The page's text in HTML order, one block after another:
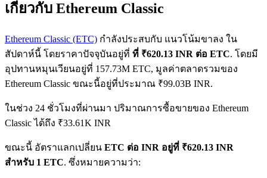
ฟิวเจอร์ส COIN-M
ฟิวเจอร์สสกุลเงินดิจิทัล
TradFi
อนุพันธ์ของหุ้น ฟอเร็กซ์ โลหะมีค่า และสินค้าโภคภัณฑ์
เกี่ยวกับ Ethereum Classic
Ethereum Classic (ETC) กำลังประสบกับ แนวโน้มขาลง ใน
สัปดาห์นี้ โดยราคาปัจจุบันอยู่ที่ ที่ ₹620.13 INR ต่อ ETC. โดยมี
อุปทานหมุนเวียนอยู่ที่ 157.73M ETC, มูลค่าตลาดรวมของ
Ethereum Classic ขณะนี้อยู่ที่ประมาณ ₹99.03B INR.
ในช่วง 24 ชั่วโมงที่ผ่านมา ปริมาณการซื้อขายของ Ethereum
Classic ได้ถึง ₹33.61K INR
ขณะนี้ อัตราแลกเปลี่ยน ETC ต่อ INR อยู่ที่ ₹620.13 INR
สำหรับ 1 ETC. ซึ่งหมายความว่า: